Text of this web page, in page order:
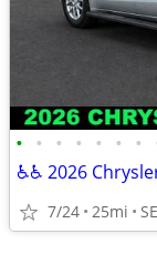
• • • • • • •
7/24 25mi